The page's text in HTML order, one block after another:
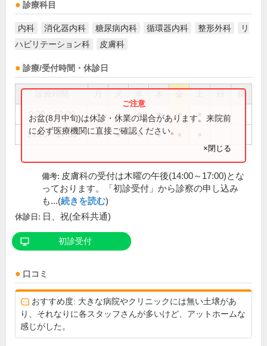
診療科目
内科 消化器内科 糖尿病内科 循環器内科 整形外科
リ
ハビリテーション科
皮膚科
診療/受付時間・休診日
祝
9:00～12:00 ● ● ● ● ●
14:00～17:30 ● ● ● ●
お盆(8月中旬)は休診・休業の場合があります。来院前
に必ず医療機関に直接ご確認ください。
×閉じる
備考: 皮膚科の受付は木曜の午後(14:00～17:00)とな
っております。「初診受付」から診察の申し込み
も...(続きを読む)
休診日: 日、祝(全科共通)
初診受付
口コミ
おすすめ度: 大きな病院やクリニックには無い土壌があ
り、それなりに各スタッフさんが多いけど、アットホームな
感じがした。